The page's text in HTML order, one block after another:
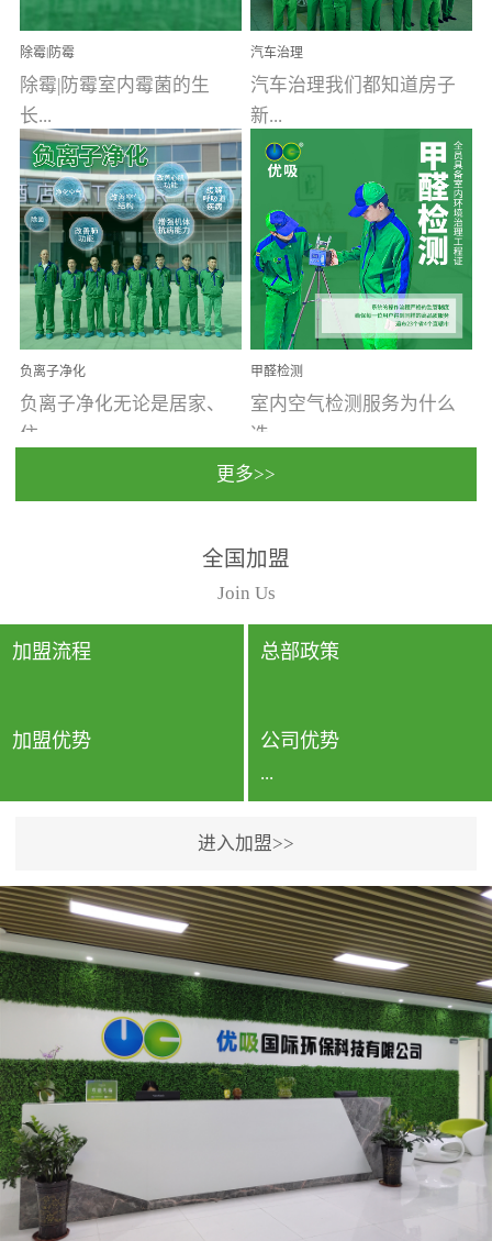
首的室内...
液来说，无...
除霉|防霉
除霉|防霉室内霉菌的生
长...
受温度、湿度、基质养
分、通风四个条件影响，
温暖潮湿、营养物质多、
通风缓慢的空间最易滋生
大量霉菌的...
汽车治理
汽车治理我们都知道房子
新...
装修完会有甲醛，其实汽
车的甲醛超标问题更为严
重。汽车的空间范围小，
配件、皮具、装饰多，这
些都是汽...
负离子净化
负离子净化无论是居家、
住...
动，人类长时间停留的室
内空间都有整体消毒的需
要。因为空间内人流携带
的、空气...
甲醛检测
室内空气检测服务为什么
选...
行国家规定的标准检测方
法，空气采样量准确，检
测结果可靠，远胜于其他
检测...
更多>>
全国加盟
Join Us
加盟流程 总部政策
加盟优势 公司优势
...
专利保护优势、双甲资质
企业（“室内环境净化治理
甲级施工资质”“室内环境
污染治理资质等级证
书”）、拥有多名高级《环
境工程高级工程师》室内
空气治理资格认证的治理
人员、掌握室内空气净化
治理实用技术和五项专利
技术、八项计算机软件著
作权登记证书等。研发实
进入加盟>>